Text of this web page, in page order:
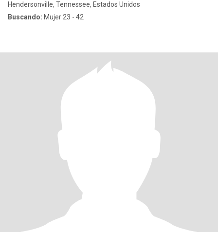
Hendersonville, Tennessee, Estados Unidos
Buscando: Mujer 23 - 42